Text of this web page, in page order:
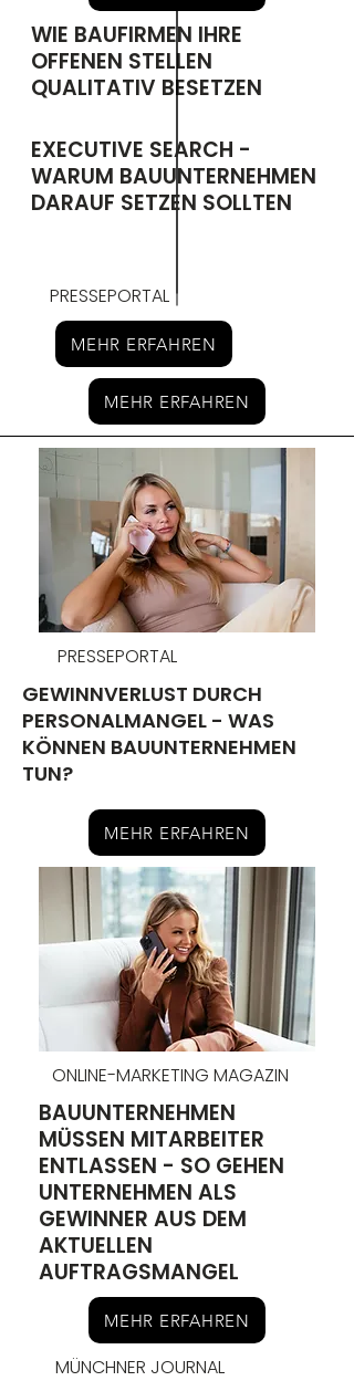
WIE BAUFIRMEN IHRE
OFFENEN STELLEN
QUALITATIV BESETZEN
EXECUTIVE SEARCH -
WARUM BAUUNTERNEHMEN
DARAUF SETZEN SOLLTEN
PRESSEPORTAL
MEHR ERFAHREN
MEHR ERFAHREN
PRESSEPORTAL
GEWINNVERLUST DURCH
PERSONALMANGEL - WAS
KÖNNEN BAUUNTERNEHMEN
TUN?
MEHR ERFAHREN
ONLINE-MARKETING MAGAZIN
BAUUNTERNEHMEN
MÜSSEN MITARBEITER
ENTLASSEN - SO GEHEN
UNTERNEHMEN ALS
GEWINNER AUS DEM
AKTUELLEN
AUFTRAGSMANGEL
MEHR ERFAHREN
MÜNCHNER JOURNAL